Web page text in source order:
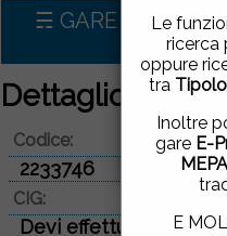
Le
ricerca
oppure
tra
Inoltre
gare E-
MEPA
E
☴ GARE
Dettaglio
Codice:
2233746
CIG:
Devi effettuare il